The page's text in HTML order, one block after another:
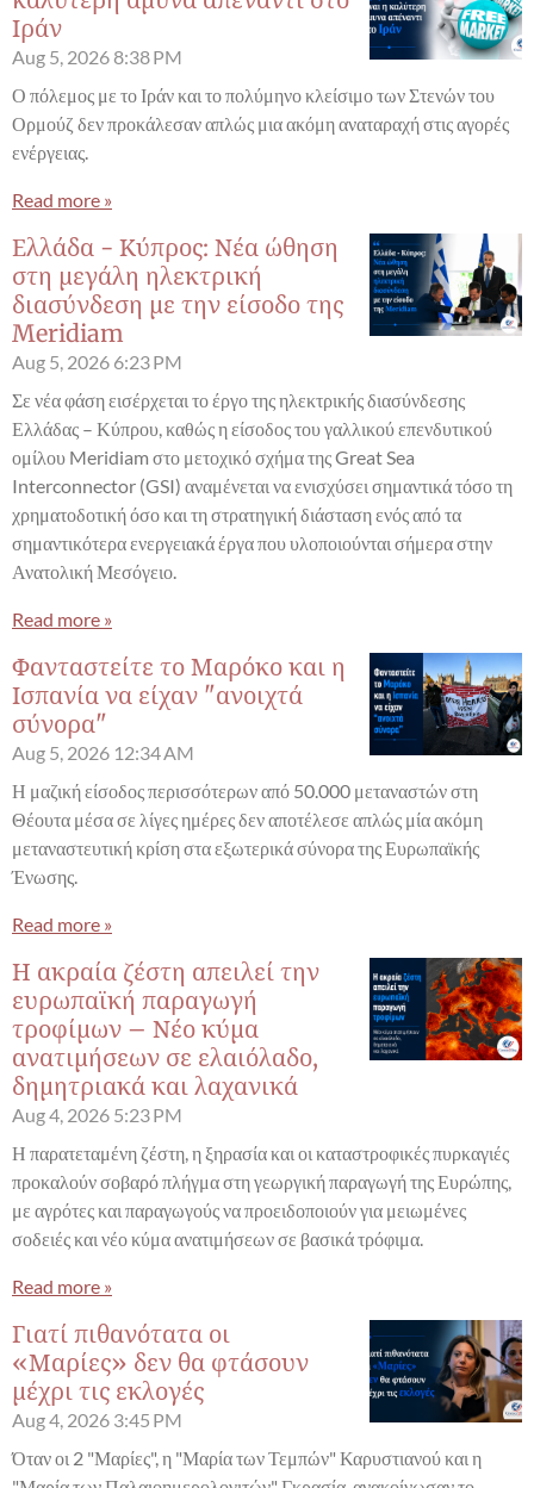
Ιράν
Aug 5, 2026 8:38 PM
Ο πόλεμος με το Ιράν και το πολύμηνο κλείσιμο των Στενών του
Ορμούζ δεν προκάλεσαν απλώς μια ακόμη αναταραχή στις αγορές
ενέργειας.
Read more »
Ελλάδα - Κύπρος: Νέα ώθηση
στη μεγάλη ηλεκτρική
διασύνδεση με την είσοδο της
Meridiam
Aug 5, 2026 6:23 PM
Σε νέα φάση εισέρχεται το έργο της ηλεκτρικής διασύνδεσης
Ελλάδας – Κύπρου, καθώς η είσοδος του γαλλικού επενδυτικού
ομίλου Meridiam στο μετοχικό σχήμα της Great Sea
Interconnector (GSI) αναμένεται να ενισχύσει σημαντικά τόσο τη
χρηματοδοτική όσο και τη στρατηγική διάσταση ενός από τα
σημαντικότερα ενεργειακά έργα που υλοποιούνται σήμερα στην
Ανατολική Μεσόγειο.
Read more »
Φανταστείτε το Μαρόκο και η
Ισπανία να είχαν "ανοιχτά
σύνορα"
Aug 5, 2026 12:34 AM
Η μαζική είσοδος περισσότερων από 50.000 μεταναστών στη
Θέουτα μέσα σε λίγες ημέρες δεν αποτέλεσε απλώς μία ακόμη
μεταναστευτική κρίση στα εξωτερικά σύνορα της Ευρωπαϊκής
Ένωσης.
Read more »
Η ακραία ζέστη απειλεί την
ευρωπαϊκή παραγωγή
τροφίμων – Νέο κύμα
ανατιμήσεων σε ελαιόλαδο,
δημητριακά και λαχανικά
Aug 4, 2026 5:23 PM
Η παρατεταμένη ζέστη, η ξηρασία και οι καταστροφικές πυρκαγιές
προκαλούν σοβαρό πλήγμα στη γεωργική παραγωγή της Ευρώπης,
με αγρότες και παραγωγούς να προειδοποιούν για μειωμένες
σοδειές και νέο κύμα ανατιμήσεων σε βασικά τρόφιμα.
Read more »
Γιατί πιθανότατα οι
«Μαρίες» δεν θα φτάσουν
μέχρι τις εκλογές
Aug 4, 2026 3:45 PM
Όταν οι 2 "Μαρίες", η "Μαρία των Τεμπών" Καρυστιανού και η